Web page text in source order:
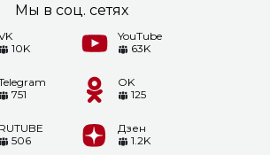
Мы в соц. сетях
10K
YouTube
63K
751
OK
125
RUTUBE
506
Дзен
1.2K